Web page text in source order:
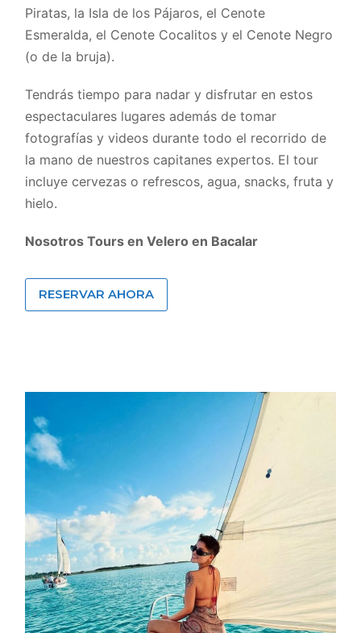
Piratas, la Isla de los Pájaros, el Cenote
Esmeralda, el Cenote Cocalitos y el Cenote Negro
(o de la bruja).
Tendrás tiempo para nadar y disfrutar en estos
espectaculares lugares además de tomar
fotografías y videos durante todo el recorrido de
la mano de nuestros capitanes expertos. El tour
incluye cervezas o refrescos, agua, snacks, fruta y
hielo.
Nosotros Tours en Velero en Bacalar
RESERVAR AHORA